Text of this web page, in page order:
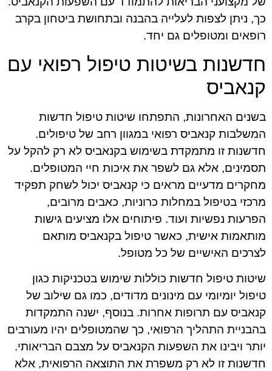
כך, ניתן לצפות לעלייה בהבנה ובתחושת ביטחון בקרב
רופאים ומטופלים גם יחד.
חדשנות בשיטות טיפול רפואי עם
קנאביס
בשנים האחרונות, התפתחו שיטות טיפול חדשות
המשלבות קנאביס רפואי במגוון רחב של טיפולים.
חדשנות זו מתמקדת בשימוש בקנאביס לא רק להקל על
תסמינים, אלא גם לשפר את איכות חיי המטופלים.
מחקרים מדעיים מראים כי קנאביס יכול לשחק תפקיד
מרכזי בטיפול במחלות כרוניות, כאבים מרובים,
הפרעות נפשיות ועוד. פיתוחים אלו מציעים גישות
מותאמות אישית, כאשר טיפול בקנאביס מותאם
לצרכים האישיים של כל מטופל.
שיטות טיפול חדשות כוללות שימוש בטכניקות כגון
טיפול יומיומי עם מינונים מדודים, כמו גם שילוב של
קנאביס עם תרופות אחרות. בנוסף, ישנה התמקדות
בהבניית התהליך הרפואי, כך שהמטופלים יהיו מעורבים
יותר ויבינו את השפעות הקנאביס על מצבם הבריאותי.
חדשנות זו לא רק משפרת את התוצאה הרפואית, אלא